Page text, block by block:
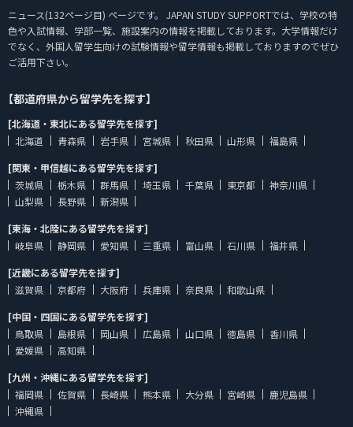
ニュース(132ページ目) ページです。 JAPAN STUDY SUPPORTでは、学校の特
色や入試情報、学部一覧、施設案内の情報を掲載しております。大学情報だけ
でなく、外国人留学生向けの試験情報や留学情報も掲載しておりますのでぜひ
ご活用下さい。
【都道府県から留学先を探す】
[北海道・東北にある留学先を探す]
北海道
青森県 岩手県 宮城県 秋田県 山形県
福島県
[関東・甲信越にある留学先を探す]
茨城県
栃木県 群馬県 埼玉県 千葉県 東京都
神奈川県
山梨県
長野県
新潟県
[東海・北陸にある留学先を探す]
岐阜県
静岡県 愛知県 三重県 富山県 石川県
福井県
[近畿にある留学先を探す]
滋賀県
京都府 大阪府 兵庫県 奈良県
和歌山県
[中国・四国にある留学先を探す]
鳥取県
島根県 岡山県 広島県 山口県 徳島県
香川県
愛媛県
高知県
[九州・沖縄にある留学先を探す]
福岡県
佐賀県 長崎県 熊本県 大分県 宮崎県
鹿児島県
沖縄県